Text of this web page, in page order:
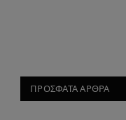
ΠΡΟΣΦΑΤΑ ΑΡΘΡΑ